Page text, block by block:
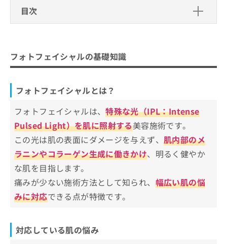
目次
対応している肌の悩み
フォトフェイシャルを受けるクリニック、どう
やって選べばいい？
フォトフェイシャルを受けるクリニッ
クを選ぶ際にチェックする4つのポイン
ト
そもそもフォトフェイシャルって？メリットやレ
ーザー治療との違いの解説もあり！
銀座で評判のフォトフェイシャルにお
すすめのクリニック10選
銀座TMクリニック
銀座よしえクリニック 銀座院
銀座アイエスクリニック
ノエル銀座クリニック
ウェルクリニック
フォトフェイシャルの基礎知識
フォトフェイシャルとは？
フォトフェイシャルは、特殊な光（IPL：Intense
Pulsed Light）を肌に照射する美容施術です。
この光は肌の表面にダメージを与えず、肌内部のメ
ラニンやコラーゲン生成に働きかけ、明るく健やか
な肌を目指します。
痛みが少ない施術方法として知られ、 幅広い肌の悩
みに対応できる点が特徴です。
対応している肌の悩み
ので
み
ち
ら
掲
情
の
修
正
は
こ
ち
ら
他
ら
料
情
拡
充
の
お
申
し
み
は
こ
ち
ら